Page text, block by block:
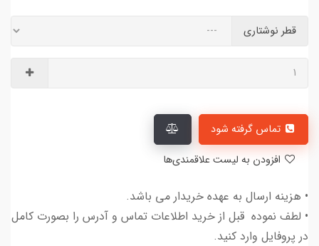
قطر نوشتاری
تماس گرفته شود
• هزینه ارسال به عهده خریدار می باشد.
• لطف نموده قبل از خرید اطلاعات تماس و آدرس را بصورت کامل
در پروفایل وارد کنید.